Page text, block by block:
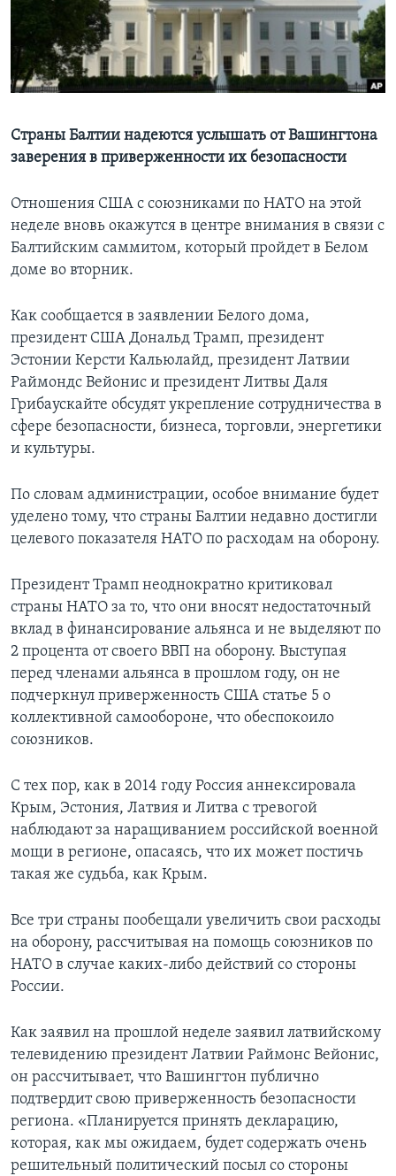
Learning English
СОЦИАЛЬНЫЕ СЕТИ
Языки
Страны Балтии надеются услышать от Вашингтона
заверения в приверженности их безопасности
Отношения США с союзниками по НАТО на этой
неделе вновь окажутся в центре внимания в связи с
Балтийским саммитом, который пройдет в Белом
доме во вторник.
Как сообщается в заявлении Белого дома,
президент США Дональд Трамп, президент
Эстонии Керсти Кальюлайд, президент Латвии
Раймондс Вейонис и президент Литвы Даля
Грибаускайте обсудят укрепление сотрудничества в
сфере безопасности, бизнеса, торговли, энергетики
и культуры.
По словам администрации, особое внимание будет
уделено тому, что страны Балтии недавно достигли
целевого показателя НАТО по расходам на оборону.
Президент Трамп неоднократно критиковал
страны НАТО за то, что они вносят недостаточный
вклад в финансирование альянса и не выделяют по
2 процента от своего ВВП на оборону. Выступая
перед членами альянса в прошлом году, он не
подчеркнул приверженность США статье 5 о
коллективной самообороне, что обеспокоило
союзников.
С тех пор, как в 2014 году Россия аннексировала
Крым, Эстония, Латвия и Литва с тревогой
наблюдают за наращиванием российской военной
мощи в регионе, опасаясь, что их может постичь
такая же судьба, как Крым.
Все три страны пообещали увеличить свои расходы
на оборону, рассчитывая на помощь союзников по
НАТО в случае каких-либо действий со стороны
России.
Как заявил на прошлой неделе заявил латвийскому
телевидению президент Латвии Раймонс Вейонис,
он рассчитывает, что Вашингтон публично
подтвердит свою приверженность безопасности
региона. «Планируется принять декларацию,
которая, как мы ожидаем, будет содержать очень
решительный политический посыл со стороны